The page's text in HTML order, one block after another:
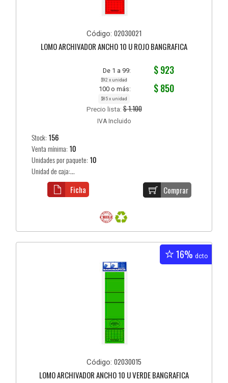
Código: 02030021
LOMO ARCHIVADOR ANCHO 10 U ROJO BANGRAFICA
De 1 a 99: $ 923
$92 x unidad
100 o más: $ 850
$85 x unidad
Precio lista:$ 1.100
IVA Incluido
Stock: 156
Venta mínima: 10
Unidades por paquete: 10
Unidad de caja:...
Comprar
Ficha
16% dcto
Código: 02030015
LOMO ARCHIVADOR ANCHO 10 U VERDE BANGRAFICA